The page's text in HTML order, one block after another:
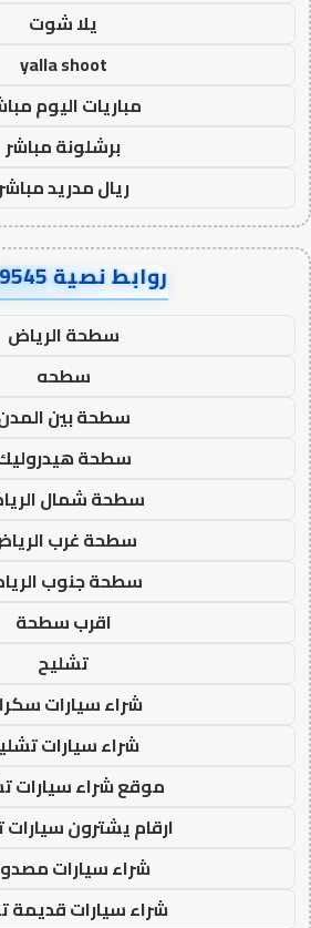
يلا شوت
yalla shoot
مباريات اليوم
برشلونة مباشر
ريال مدريد مباشر
روابط نصية AA89545
سطحة الرياض
سطحه
سطحة بين
سطحة
سطحة شمال
سطحة غرب
سطحة جنوب
اقرب سطحة
تشليح
شراء سيارات
شراء سيارات
موقع شراء سيارات
ارقام يشترون
شراء سيارات
شراء سيارات قديمة